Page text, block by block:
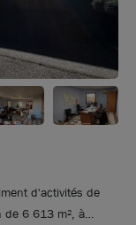
d'activités de
de 6 613 m², à